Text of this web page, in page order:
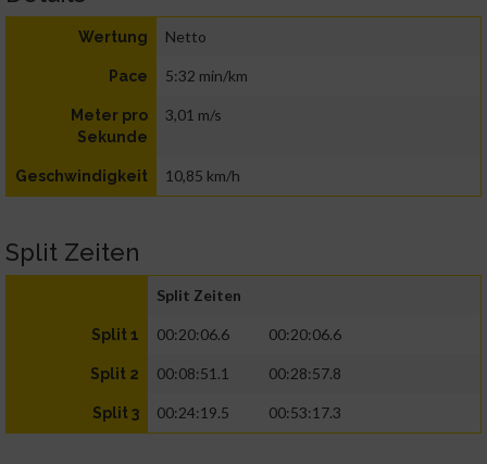
Wertung Netto
Pace 5:32 min/km
Meter pro
Sekunde
3,01 m/s
Geschwindigkeit 10,85 km/h
Split Zeiten
Split Zeiten
Split 1 00:20:06.6 00:20:06.6
Split 2 00:08:51.1 00:28:57.8
Split 3 00:24:19.5 00:53:17.3